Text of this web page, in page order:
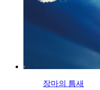
장마의 틈새